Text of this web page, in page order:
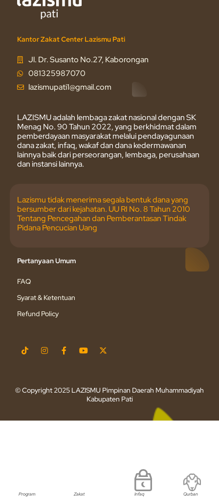
Program Zakat Infaq Qurban
Kantor Zakat Center Lazismu Pati
Jl. Dr. Susanto No.27, Kaborongan
081325987070
lazismupati1@gmail.com
LAZISMU adalah lembaga zakat nasional dengan SK
Menag No. 90 Tahun 2022, yang berkhidmat dalam
pemberdayaan masyarakat melalui pendayagunaan
dana zakat, infaq, wakaf dan dana kedermawanan
lainnya baik dari perseorangan, lembaga, perusahaan
dan instansi lainnya.
Lazismu tidak menerima segala bentuk dana yang
bersumber dari kejahatan. UU RI No. 8 Tahun 2010
Tentang Pencegahan dan Pemberantasan Tindak
Pidana Pencucian Uang
Pertanyaan Umum
FAQ
Syarat & Ketentuan
Refund Policy
© Copyright 2025 LAZISMU Pimpinan Daerah Muhammadiyah
Kabupaten Pati